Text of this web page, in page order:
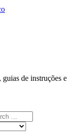
de instruções e